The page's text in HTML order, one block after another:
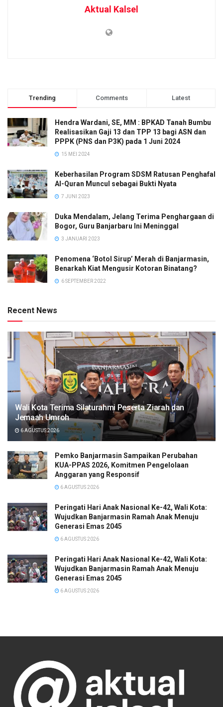
Aktual Kalsel
Trending Comments Latest
Hendra Wardani, SE, MM : BPKAD Tanah Bumbu
Realisasikan Gaji 13 dan TPP 13 bagi ASN dan
PPPK (PNS dan P3K) pada 1 Juni 2024
15 MEI 2024
Keberhasilan Program SDSM Ratusan Penghafal
Al-Quran Muncul sebagai Bukti Nyata
7 JUNI 2023
Duka Mendalam, Jelang Terima Penghargaan di
Bogor, Guru Banjarbaru Ini Meninggal
3 JANUARI 2023
Penomena ‘Botol Sirup’ Merah di Banjarmasin,
Benarkah Kiat Mengusir Kotoran Binatang?
6 SEPTEMBER 2022
Recent News
Wali Kota Terima Silaturahmi Peserta Ziarah dan
Jemaah Umroh
6 AGUSTUS 2026
Pemko Banjarmasin Sampaikan Perubahan
KUA-PPAS 2026, Komitmen Pengelolaan
Anggaran yang Responsif
6 AGUSTUS 2026
Peringati Hari Anak Nasional Ke-42, Wali Kota:
Wujudkan Banjarmasin Ramah Anak Menuju
Generasi Emas 2045
6 AGUSTUS 2026
Peringati Hari Anak Nasional Ke-42, Wali Kota:
Wujudkan Banjarmasin Ramah Anak Menuju
Generasi Emas 2045
6 AGUSTUS 2026